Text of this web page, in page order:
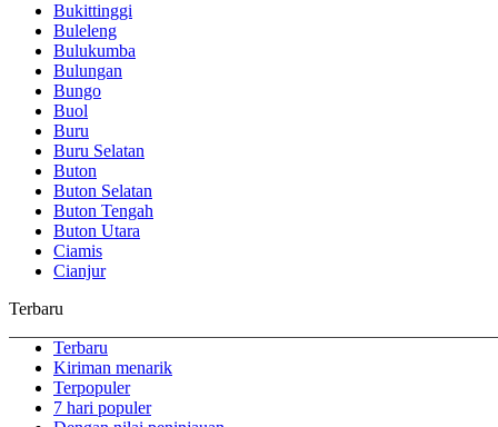
Bukittinggi
Buleleng
Bulukumba
Bulungan
Bungo
Buol
Buru
Buru Selatan
Buton
Buton Selatan
Buton Tengah
Buton Utara
Ciamis
Cianjur
Terbaru
Terbaru
Kiriman menarik
Terpopuler
7 hari populer